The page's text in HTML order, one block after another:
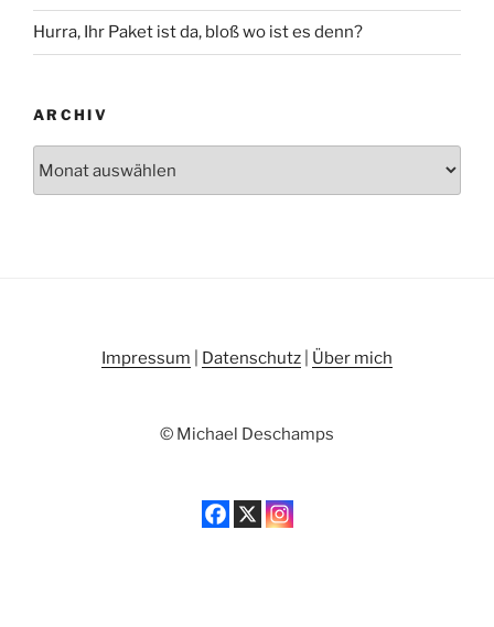
Hurra, Ihr Paket ist da, bloß wo ist es denn?
ARCHIV
Impressum Datenschutz Über mich
© Michael Deschamps